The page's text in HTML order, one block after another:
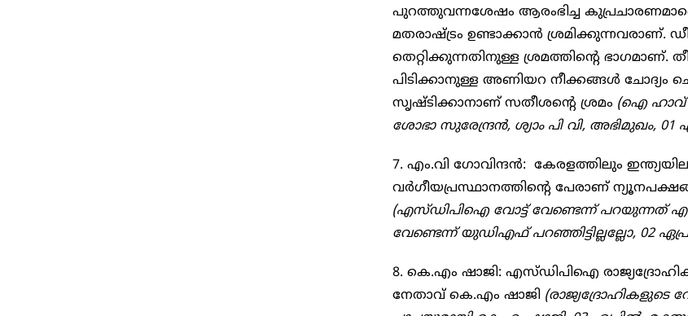
പുറത്തുവന്നശേഷം ആരംഭിച്ച
മതരാഷ്ട്രം ഉണ്ടാക്കാന്‍
തെറ്റിക്കുന്നതിനുള്ള ശ്രമത്തിന്റെ
പിടിക്കാനുള്ള അണിയറ നീക്കങ്ങള്‍ ചോദ്യം
സൃഷ്ടിക്കാനാണ് സതീശന്റെ ശ്രമം (ഐ ഹാവ്
ശോഭാ സുരേന്ദ്രന്‍, ശ്യാം പി വി, അഭിമുഖം,
7. എം.വി ഗോവിന്ദൻ: കേരളത്തിലും
വര്‍ഗീയപ്രസ്ഥാനത്തിന്റെ പേരാണ്
(എസ്ഡിപിഐ വോട്ട് വേണ്ടെന്ന് പറയുന്നത്
വേണ്ടെന്ന് യുഡിഎഫ് പറഞ്ഞിട്ടില്ലല്ലോ, 02
8. കെ.എം ഷാജി: എസ്ഡിപിഐ
നേതാവ് കെ.എം ഷാജി (രാജ്യദ്രോഹികളുടെ